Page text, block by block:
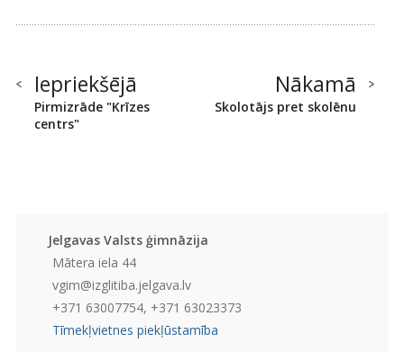
Iepriekšējā
Pirmizrāde "Krīzes
centrs"
Nākamā
Skolotājs pret skolēnu
Jelgavas Valsts ģimnāzija
Mātera iela 44
vgim@izglitiba.jelgava.lv
+371 63007754, +371 63023373
Tīmekļvietnes piekļūstamība